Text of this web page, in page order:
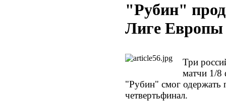
"Рубин"
Лиге Европы
Три
матчи 1/
"Рубин" смог одержать
четвертьфинал.